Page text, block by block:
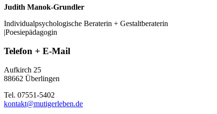
Judith Manok-Grundler
Individualpsychologische Beraterin + Gestaltberaterin
|Poesiepädagogin
Telefon + E-Mail
Aufkirch 25
88662 Überlingen
Tel. 07551-5402
kontakt@mutigerleben.de